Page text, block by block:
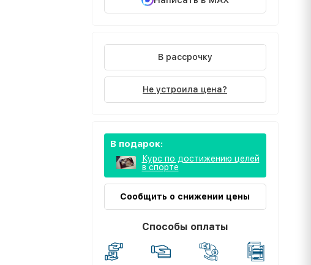
В рассрочку
Не устроила цена?
В подарок:
Курс по достижению целей
в спорте
Сообщить о снижении цены
Способы оплаты